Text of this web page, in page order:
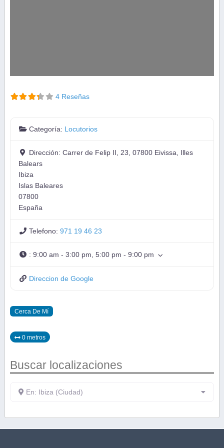
4 Reseñas
Categoría: Locutorios
Dirección:Carrer de Felip II, 23, 07800 Eivissa, Illes
Balears
Ibiza
Islas Baleares
07800
España
Telefono:971 19 46 23
:9:00 am - 3:00 pm, 5:00 pm - 9:00 pm
Direccion de Google
Cerca De Mí
0 metros
Buscar localizaciones
En: Ibiza (Ciudad)